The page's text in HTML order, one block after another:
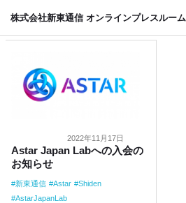
株式会社新東通信 オンラインプレスルーム
#Shiden
2022年11月17日
Astar Japan Labへの入会の
お知らせ
新東通信 Astar
Shiden
AstarJapanLab